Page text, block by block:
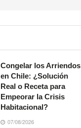
Congelar los Arriendos
en Chile: ¿Solución
Real o Receta para
Empeorar la Crisis
Habitacional?
07/08/2026